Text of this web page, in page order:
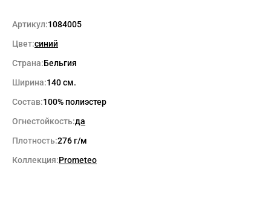
Артикул:1084005
Цвет:синий
Страна:Бельгия
Ширина:140 см.
Состав:100% полиэстер
Огнестойкость:да
Плотность:276 г/м
Коллекция:Prometeo